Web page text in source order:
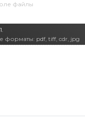
файлы
pdf, tiff, cdr, jpg